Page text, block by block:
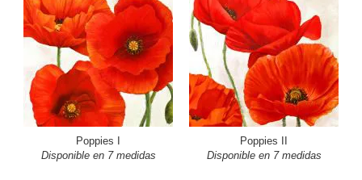
Poppies I
Disponible en 7 medidas
Poppies II
Disponible en 7 medidas